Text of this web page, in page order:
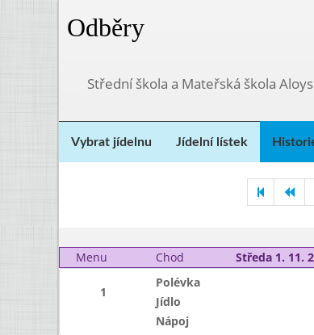
Odběry
Střední škola a Mateřská škola
Vybrat jídelnu Jídelní lístek
Menu
Chod Středa 1. 11.
1
Polévka
Jídlo
Nápoj